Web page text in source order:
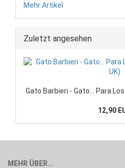
Mehr Artikel
Zuletzt angesehen
Gato Barbieri - Gato... Para
12,90
MEHR ÜBER...